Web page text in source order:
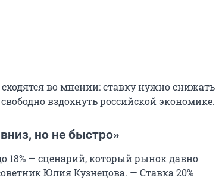
во мнении: ставку нужно снижать
вздохнуть российской экономике.
но не быстро»
18% — сценарий, который рынок давно
Юлия Кузнецова. — Ставка 20%